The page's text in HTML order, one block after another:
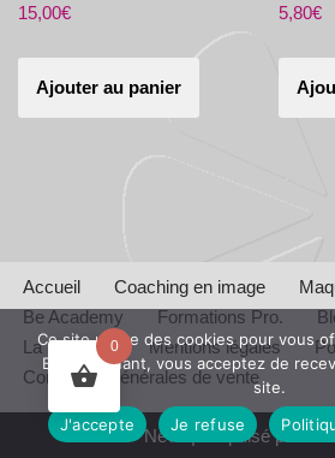
15,00€
Ajouter au panier
5,80€
Accueil Coaching en image
Be Academy
Formations Pro.
La Boutique
Mentions légales
Conditions générales de vente
Neve| Propulsé par
0
Ce site utilise des cookies pour vous
En continuant, vous acceptez de
site.
J'accepte
Je refuse